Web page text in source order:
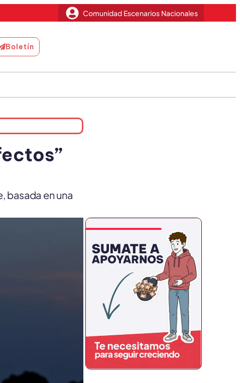
Comunidad Escenarios Nacionales
Boletín
basada en una